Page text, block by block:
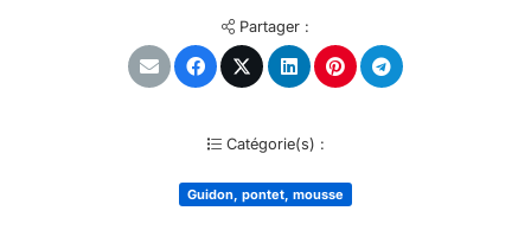
Partager :
Catégorie(s) :
Guidon, pontet, mousse